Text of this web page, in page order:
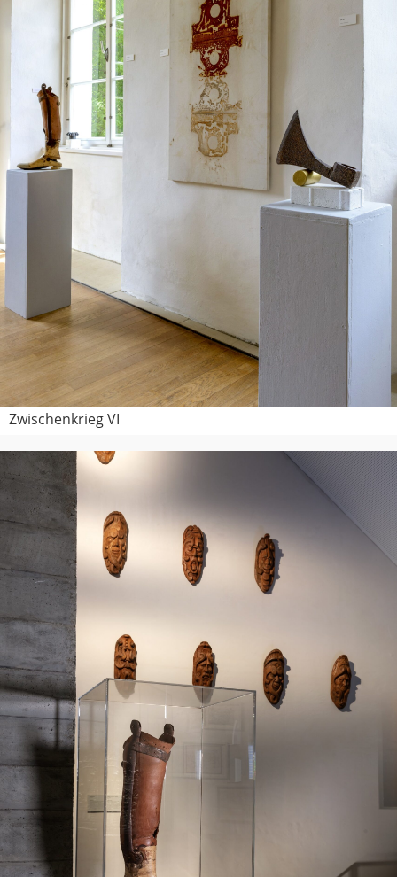
Zwischenkrieg VI